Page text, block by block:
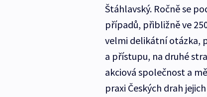
Štáhlavský. Ročně se
případů, přibližně ve
velmi delikátní otázka,
a přístupu, na druhé
akciová společnost a
praxi Českých drah